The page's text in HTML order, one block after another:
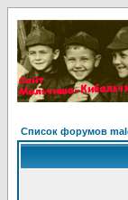
Список форумов